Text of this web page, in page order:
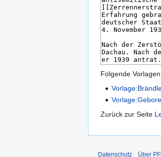
Folgende
Zurück zur Seite
Datenschutz Über